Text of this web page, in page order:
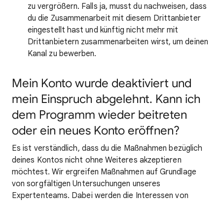
zu vergrößern. Falls ja, musst du nachweisen, dass
du die Zusammenarbeit mit diesem Drittanbieter
eingestellt hast und künftig nicht mehr mit
Drittanbietern zusammenarbeiten wirst, um deinen
Kanal zu bewerben.
Mein Konto wurde deaktiviert und
mein Einspruch abgelehnt. Kann ich
dem Programm wieder beitreten
oder ein neues Konto eröffnen?
Es ist verständlich, dass du die Maßnahmen bezüglich
deines Kontos nicht ohne Weiteres akzeptieren
möchtest. Wir ergreifen Maßnahmen auf Grundlage
von sorgfältigen Untersuchungen unseres
Expertenteams. Dabei werden die Interessen von